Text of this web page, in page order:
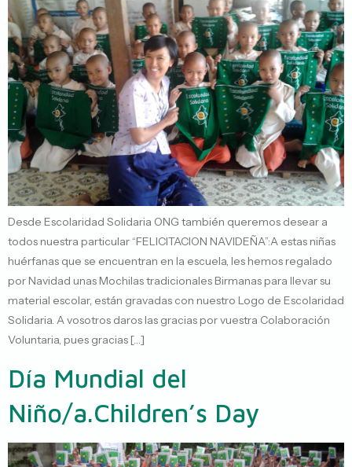
Desde Escolaridad Solidaria ONG también queremos desear a
todos nuestra particular “FELICITACION NAVIDEÑA”:A estas niñas
huérfanas que se encuentran en la escuela, les hemos regalado
por Navidad unas Mochilas tradicionales Birmanas para llevar su
material escolar, están gravadas con nuestro Logo de Escolaridad
Solidaria. A vosotros daros las gracias por vuestra Colaboración
Voluntaria, pues gracias […]
Día Mundial del
Niño/a.Children’s Day